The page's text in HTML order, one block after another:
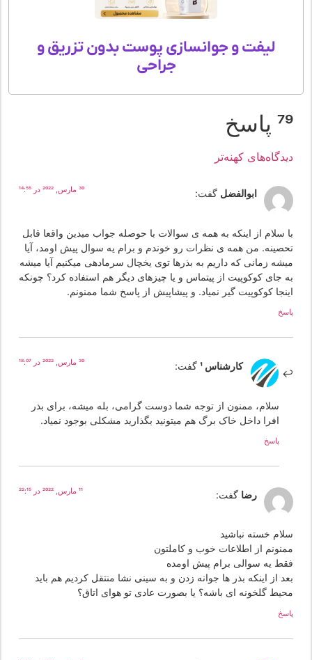
لیفت و جوانسازی پوست بدون تزریق و
جراحی
کهنه‌تر
ابوالفضل گفت:
سلام از اینکه به همه ی سوالات با حوصله جواب میدین واقعا قابل
من همه ی نظرات رو خوندم و برام یه سوال پیش اومد، آیا
زمانی که داریم به بذرها توی یخچال سرمادهی میکنیم آیا میشه
جای کوکوپیت از پیتماس و یا چیزهای دیگر هم استفاده کرد؟ چونکه
کوکوپیت گیر نمیاد. و پیشاپیش از پاسخ شما ممنونم.
کارشناس 1 گفت:
سلام، ممنون از توجه شما دوست گرامی، بله میشه، برای بذر
افرا داخل خاک برگ هم میتونید بگذارید مشکلی بوجود نمیاد.
رضا گفت:
خسته نباشید
از اطلاعات خوب و کاملتون
یه سوالی برام پیش اومده
از اینکه بذر ها جوانه زدن و به سینی نشا منتقل کردیم هم باید
گلخونه ای باشه؟ یا بصورت عادی تو هوای اتاق؟